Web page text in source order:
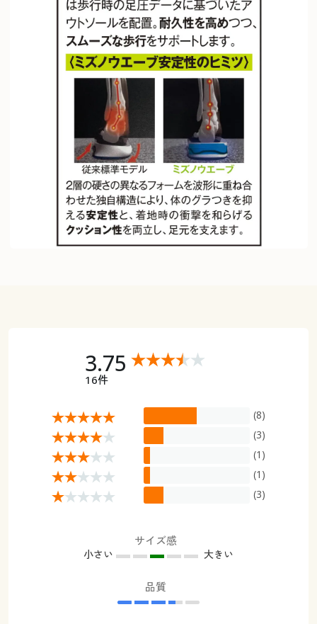
3.75
16件
(8)
(3)
(1)
(1)
(3)
サイズ感
小さい 大きい
品質